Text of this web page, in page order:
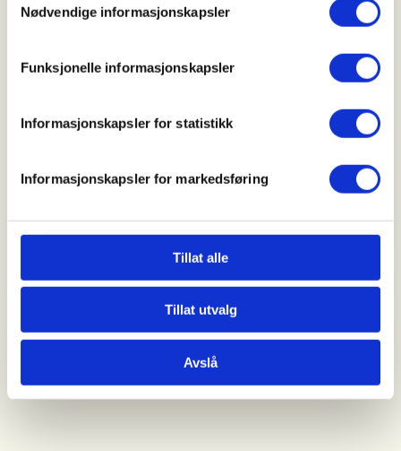
Nødvendige informasjonskapsler
Funksjonelle informasjonskapsler
Informasjonskapsler for statistikk
Informasjonskapsler for markedsføring
Tillat alle
Tillat utvalg
Avslå
Arrangør
Oppmøtested